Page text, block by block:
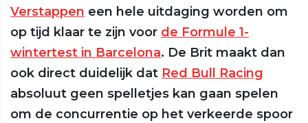
Verstappen een hele uitdaging worden om
op tijd klaar te zijn voor de Formule 1-
wintertest in Barcelona. De Brit maakt dan
ook direct duidelijk dat Red Bull Racing
absoluut geen spelletjes kan gaan spelen
om de concurrentie op het verkeerde spoor